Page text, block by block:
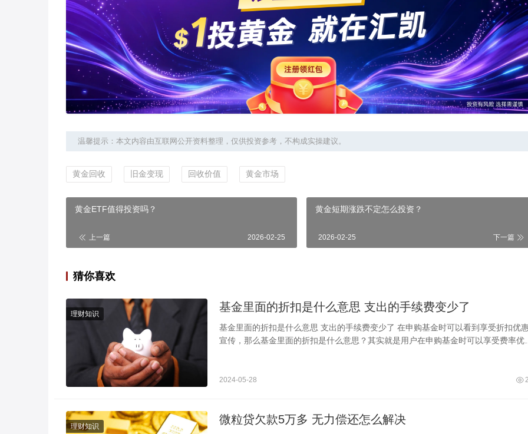
温馨提示：本文内容由互联网公开资料整理，仅供投资参考，不构成实操建议。
黄金回收 旧金变现 回收价值 黄金市场
黄金ETF值得投资吗？
上一篇 2026-02-25
黄金短期涨跌不定怎么投资？
2026-02-25 下一篇
猜你喜欢
理财知识
基金里面的折扣是什么意思 支出的手续费变少了
基金里面的折扣是什么意思 支出的手续费变少了 在申购基金时可以看到享受折扣优惠的
宣传，那么基金里面的折扣是什么意思？其实就是用户在申购基金时可以享受费率优惠
2024-05-28
理财知识
微粒贷欠款5万多 无力偿还怎么解决